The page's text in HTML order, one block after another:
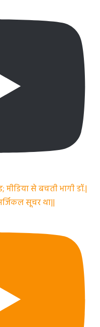
मीडिया से बचती भागी डॉ.|
सूचर था||